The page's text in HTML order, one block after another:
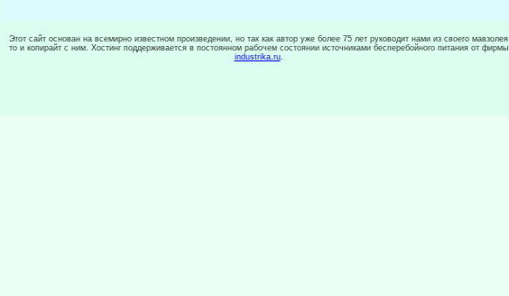
Этот сайт основан на всемирно известном произведении, но так как автор уже более 75 лет руководит нами из своего мавзолея
то и копирайт с ним. Хостинг поддерживается в постоянном рабочем состоянии источниками бесперебойного питания от фирмы
industrika.ru.